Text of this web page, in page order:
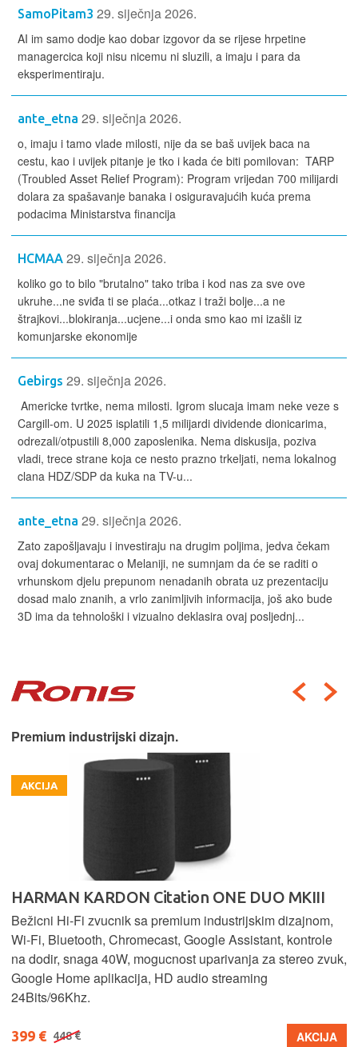
SamoPitam3 29. siječnja 2026.
AI im samo dodje kao dobar izgovor da se rijese hrpetine
managercica koji nisu nicemu ni sluzili, a imaju i para da
eksperimentiraju.
ante_etna 29. siječnja 2026.
o, imaju i tamo vlade milosti, nije da se baš uvijek baca na
cestu, kao i uvijek pitanje je tko i kada će biti pomilovan: TARP
(Troubled Asset Relief Program): Program vrijedan 700 milijardi
dolara za spašavanje banaka i osiguravajućih kuća prema
podacima Ministarstva financija
HCMAA 29. siječnja 2026.
koliko go to bilo "brutalno" tako triba i kod nas za sve ove
ukruhe...ne sviđa ti se plaća...otkaz i traži bolje...a ne
štrajkovi...blokiranja...ucjene...i onda smo kao mi izašli iz
komunjarske ekonomije
Gebirgs 29. siječnja 2026.
Americke tvrtke, nema milosti. Igrom slucaja imam neke veze s
Cargill-om. U 2025 isplatili 1,5 milijardi dividende dionicarima,
odrezali/otpustili 8,000 zaposlenika. Nema diskusija, poziva
vladi, trece strane koja ce nesto prazno trkeljati, nema lokalnog
clana HDZ/SDP da kuka na TV-u...
ante_etna 29. siječnja 2026.
Zato zapošljavaju i investiraju na drugim poljima, jedva čekam
ovaj dokumentarac o Melaniji, ne sumnjam da će se raditi o
vrhunskom djelu prepunom nenadanih obrata uz prezentaciju
dosad malo znanih, a vrlo zanimljivih informacija, još ako bude
3D ima da tehnološki i vizualno deklasira ovaj posljednj...
Premium industrijski dizajn.
AKCIJA
HARMAN KARDON Citation ONE DUO MKIII
Bežicni Hi-Fi zvucnik sa premium industrijskim dizajnom,
Wi-Fi, Bluetooth, Chromecast, Google Assistant, kontrole
na dodir, snaga 40W, mogucnost uparivanja za stereo zvuk,
Google Home aplikacija, HD audio streaming
24Bits/96Khz.
399 € 448 € AKCIJA